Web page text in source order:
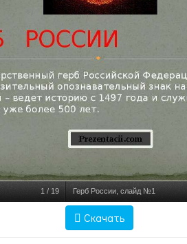
1 / 19 Герб России, слайд №1
Скачать